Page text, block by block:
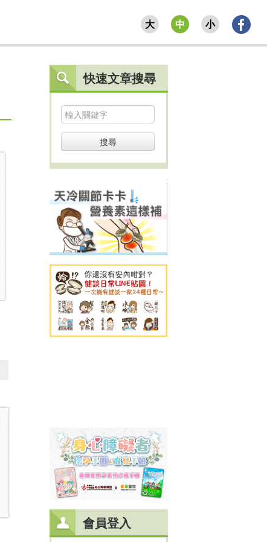
大 中 小
快速文章搜尋
搜尋
會員登入